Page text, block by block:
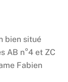
bien situé
AB n°4 et ZC
Fabien